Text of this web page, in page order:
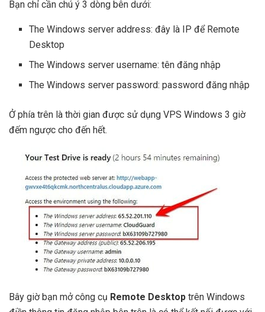
Bạn chỉ cần chú ý 3 dòng bên dưới:
The Windows server address: đây là IP để Remote
Desktop
The Windows server username: tên đăng nhập
The Windows server password: password đăng nhập
Ở phía trên là thời gian được sử dụng VPS Windows 3 giờ
đếm ngược cho đến hết.
Bây giờ bạn mở công cụ Remote Desktop trên Windows